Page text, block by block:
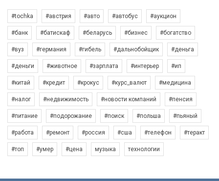
#tochka #австрия #авто #автобус #аукцион
#банк #батискаф #беларусь #бизнес #богатство
#вуз #германия #гибель #дальнобойщик #деньга
#деньги #животное #зарплата #интерьер #ип
#китай #кредит #крокус #курс_валют #медицина
#налог #недвижимость #новости компаний #пенсия
#питание #подорожание #поиск #польша #пьяный
#работа #ремонт #россия #сша #телефон #теракт
#топ #умер #цена музыка технологии